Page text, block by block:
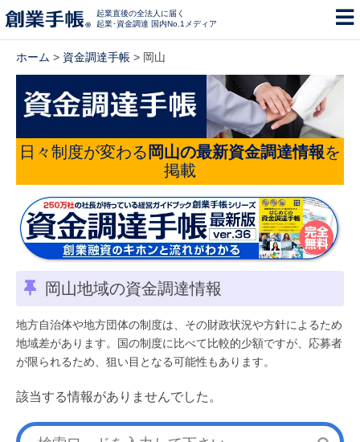
起業直後の全法人に届く
起業･資金調達 国内No.1メディア
ホーム > 資金調達手帳 > 岡山
日々制度が変わる 岡山の最新資金調達情報を
掲載
岡山地域の資金調達情報
地方自治体や地方団体の制度は、その財政状況や方針によるため
地域差があります。国の制度に比べて比較的少額ですが、応募者
が限られるため、狙い目となる可能性もあります。
該当する情報がありませんでした。